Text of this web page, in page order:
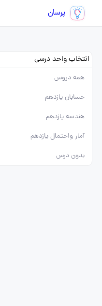
پرسان
انتخاب واحد درسی
همه دروس
حسابان یازدهم
هندسه یازدهم
آمار واحتمال یازدهم
بدون درس